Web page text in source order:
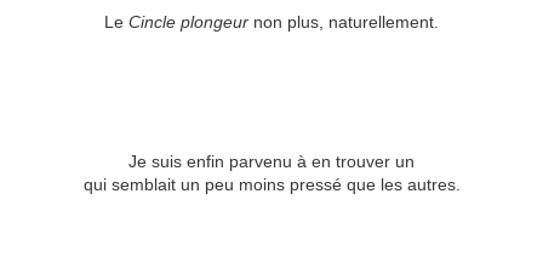
Le Cincle plongeur non plus, naturellement.
Je suis enfin parvenu à en trouver un
qui semblait un peu moins pressé que les autres.